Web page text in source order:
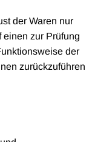
der Waren nur
einen zur Prüfung
der
zurückzuführen